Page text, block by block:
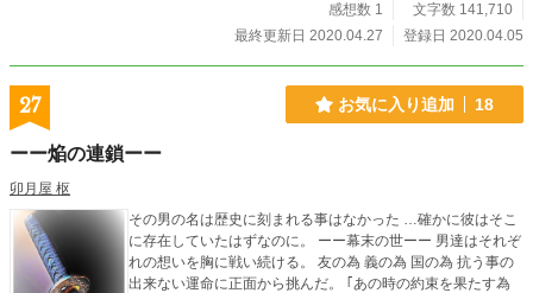
感想数 1
文字数 141,710
最終更新日 2020.04.27
登録日 2020.04.05
27 お気に入り追加 18
ーー焔の連鎖ーー
卯月屋 枢
その男の名は歴史に刻まれる事はなかった …確かに彼はそこ
に存在していたはずなのに。 ーー幕末の世ーー 男達はそれぞ
れの想いを胸に戦い続ける。 友の為 義の為 国の為 抗う事の
出来ない運命に正面から挑んだ。 ｢あの時の約束を果たす為